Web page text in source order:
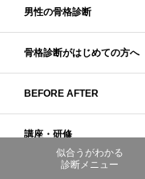
男性の骨格診断
骨格診断がはじめての方へ
BEFORE AFTER
講座・研修
似合うがわかる
診断メニュー